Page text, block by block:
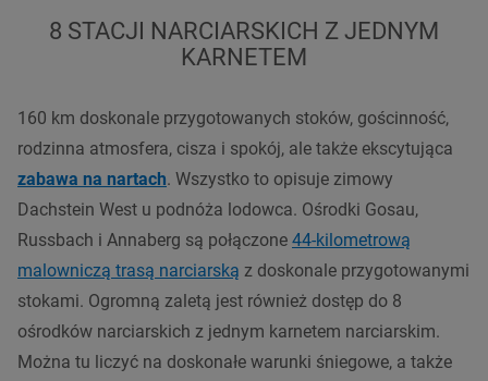
8 STACJI NARCIARSKICH Z JEDNYM
KARNETEM
160 km doskonale przygotowanych stoków, gościnność,
rodzinna atmosfera, cisza i spokój, ale także ekscytująca
zabawa na nartach. Wszystko to opisuje zimowy
Dachstein West u podnóża lodowca. Ośrodki Gosau,
Russbach i Annaberg są połączone 44-kilometrową
malowniczą trasą narciarską z doskonale przygotowanymi
stokami. Ogromną zaletą jest również dostęp do 8
ośrodków narciarskich z jednym karnetem narciarskim.
Można tu liczyć na doskonałe warunki śniegowe, a także